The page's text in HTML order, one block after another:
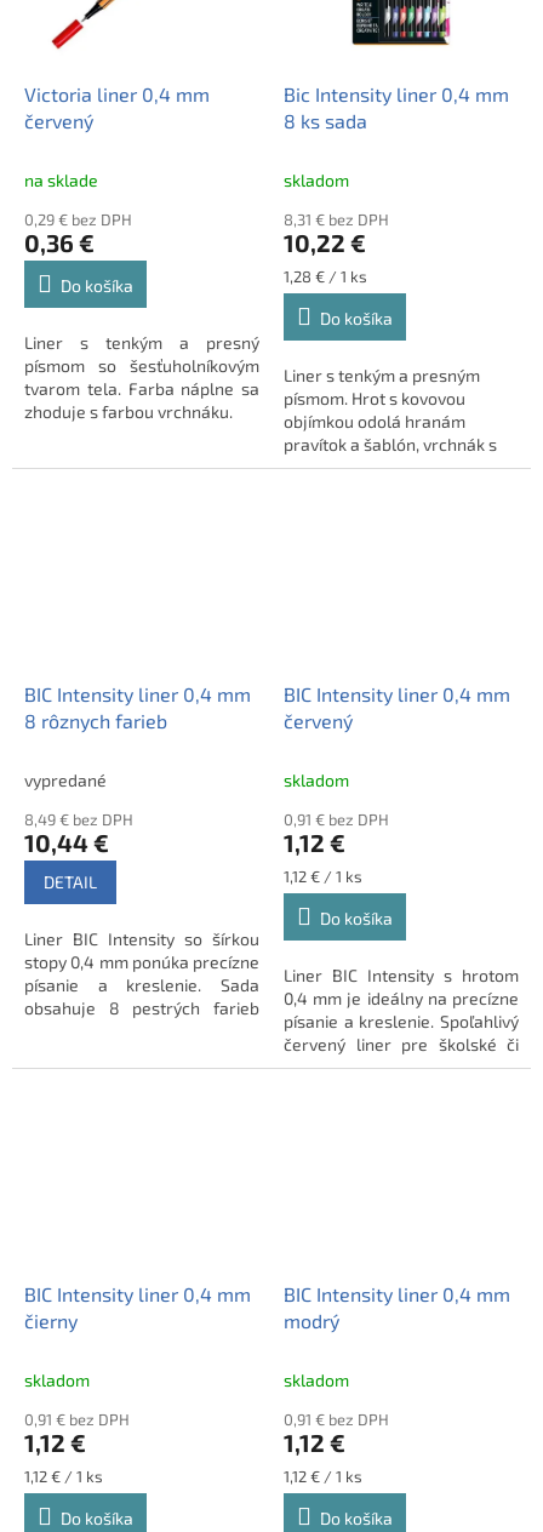
Victoria liner 0,4 mm
červený
na sklade
0,29 € bez DPH
0,36 €
Do košíka
Liner s tenkým a presný
písmom so šesťuholníkovým
tvarom tela. Farba náplne sa
zhoduje s farbou vrchnáku.
Bic Intensity liner 0,4 mm
8 ks sada
skladom
8,31 € bez DPH
10,22 €
Jednotková
cena:
1,28 € / 1 ks
Do košíka
Liner s tenkým a presným
písmom. Hrot s kovovou
objímkou odolá hranám
pravítok a šablón, vrchnák s
ventilom prepúšťajúcim
BIC Intensity liner 0,4 mm
8 rôznych farieb
vypredané
8,49 € bez DPH
10,44 €
DETAIL
Liner BIC Intensity so šírkou
stopy 0,4 mm ponúka precízne
písanie a kreslenie. Sada
obsahuje 8 pestrých farieb
BIC Intensity liner 0,4 mm
červený
skladom
0,91 € bez DPH
1,12 €
Jednotková
cena:
1,12 € / 1 ks
Do košíka
Liner BIC Intensity s hrotom
0,4 mm je ideálny na precízne
písanie a kreslenie. Spoľahlivý
červený liner pre školské či
kancelárske potreby.
BIC Intensity liner 0,4 mm
čierny
skladom
0,91 € bez DPH
1,12 €
Jednotková
cena:
1,12 € / 1 ks
Do košíka
BIC Intensity liner 0,4 mm
modrý
skladom
0,91 € bez DPH
1,12 €
Jednotková
cena:
1,12 € / 1 ks
Do košíka